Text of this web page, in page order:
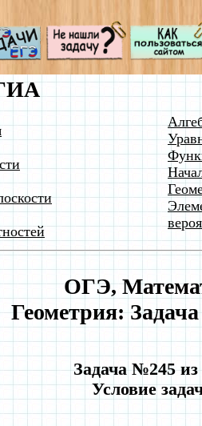
ОГЭ,
Геометрия:
Задача №245 из
Условие